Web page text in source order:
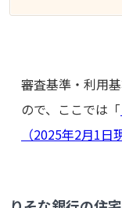
審査基準・利用
ので、ここでは「
（2025年2月1日